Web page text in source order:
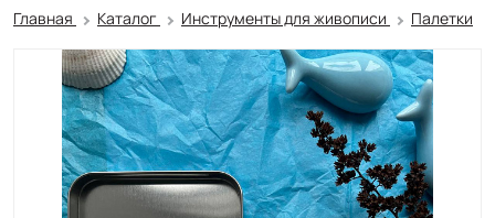
Главная Каталог Инструменты для живописи Палетки